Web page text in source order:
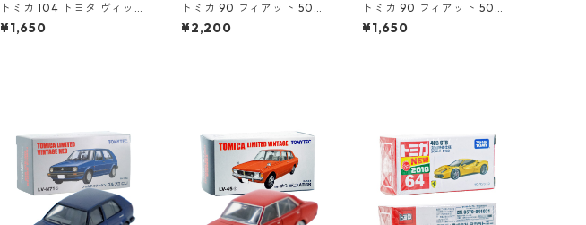
トミカ 104 トヨタ ヴィッツ
#10392507
¥1,650
トミカ 90 フィアット 500
（初回特別カラー）#10471
080
¥2,200
トミカ 90 フィアット 500
#10471011
¥1,650